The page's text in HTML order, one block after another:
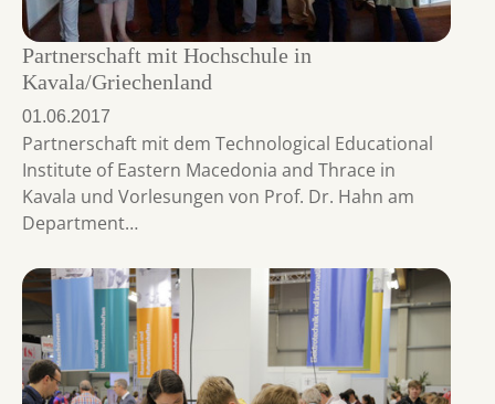
Partnerschaft mit Hochschule in
Kavala/Griechenland
01.06.2017
Partnerschaft mit dem Technological Educational
Institute of Eastern Macedonia and Thrace in
Kavala und Vorlesungen von Prof. Dr. Hahn am
Department…